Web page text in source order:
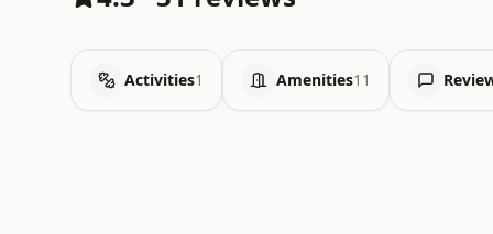
Activities1 Amenities11